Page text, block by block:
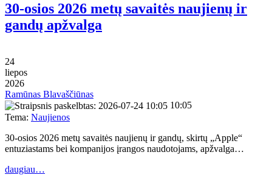
30-osios 2026 metų savaitės naujienų ir
gandų apžvalga
24
liepos
2026
Ramūnas Blavaščiūnas
10:05
Tema: Naujienos
30-osios 2026 metų savaitės naujienų ir gandų, skirtų „Apple“
entuziastams bei kompanijos įrangos naudotojams, apžvalga…
daugiau…